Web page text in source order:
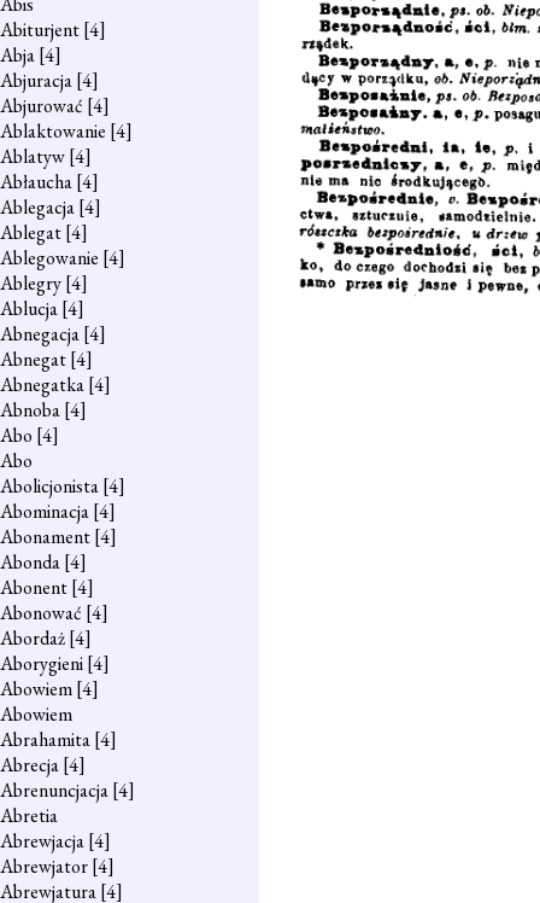
Abiturjent[4]
Abja[4]
Abjuracja[4]
Abjurować [4]
Ablaktowanie [4]
Ablatyw[4]
Abłaucha[4]
Ablegacja[4]
Ablegat[4]
Ablegowanie [4]
Ablegry[4]
Ablucja[4]
Abnegacja[4]
Abnegat[4]
Abnegatka[4]
Abnoba[4]
Abo [4]
Abo
Abolicjonista[4]
Abominacja[4]
Abonament[4]
Abonda[4]
Abonent[4]
Abonować [4]
Abordaż[4]
Aborygieni[4]
Abowiem[4]
Abowiem
Abrahamita[4]
Abrecja[4]
Abrenuncjacja[4]
Abretia
Abrewjacja[4]
Abrewjator[4]
Abrewjatura[4]